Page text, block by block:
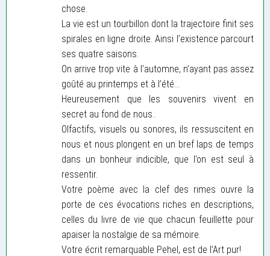
chose.
La vie est un tourbillon dont la trajectoire finit ses
spirales en ligne droite. Ainsi l’existence parcourt
ses quatre saisons.
On arrive trop vite à l’automne, n’ayant pas assez
goûté au printemps et à l’été…
Heureusement que les souvenirs vivent en
secret au fond de nous..
Olfactifs, visuels ou sonores, ils ressuscitent en
nous et nous plongent en un bref laps de temps
dans un bonheur indicible, que l’on est seul à
ressentir.
Votre poème avec la clef des rimes ouvre la
porte de ces évocations riches en descriptions,
celles du livre de vie que chacun feuillette pour
apaiser la nostalgie de sa mémoire.
Votre écrit remarquable Pehel, est de l’Art pur!